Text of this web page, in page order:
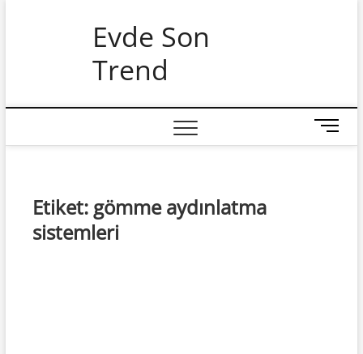
Evde Son
Trend
M
e
Etiket: gömme aydınlatma
sistemleri